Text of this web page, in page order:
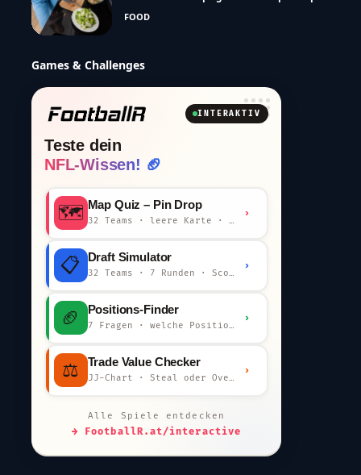
FOOD
Games & Challenges
INTERAKTIV
Teste dein
NFL-Wissen! 🏈
🗺️ Map Quiz – Pin Drop
32 Teams · leere Karte · km-Wertung
›
📋 Draft Simulator
32 Teams · 7 Runden · Scout-Kommentar
›
🏈 Positions-Finder
7 Fragen · welche Position bist du?
›
⚖️ Trade Value Checker
JJ-Chart · Steal oder Overpay?
›
Alle Spiele entdecken
→ FootballR.at/interactive